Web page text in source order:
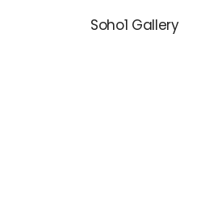
Soho1 Gallery